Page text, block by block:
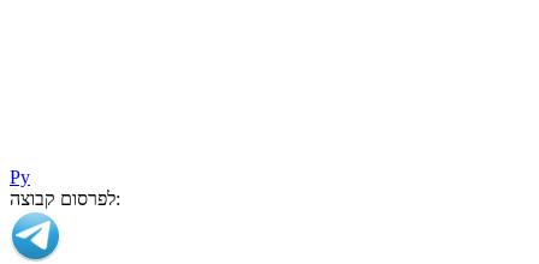
Ру
לפרסום קבוצה: